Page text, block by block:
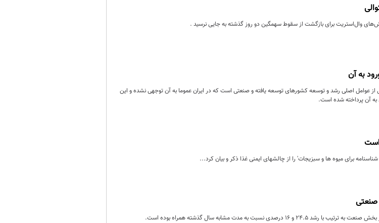
وال‌استریت برای بازگشت از سقوط سهمگین دو روز گذشته به جایی نرسید .
به آن
از عوامل اصلی رشد و توسعه کشورهای توسعه یافته و صنعتی است که در ایران عموما به آن توجهی نشده و این
به آن پرداخته شده است.
برای میوه ها و سبزیجات' را از چالشهای ایمنی غذا ذکر و بیان کرد...
نسبت به مدت مشابه سال گذشته همراه بوده است.